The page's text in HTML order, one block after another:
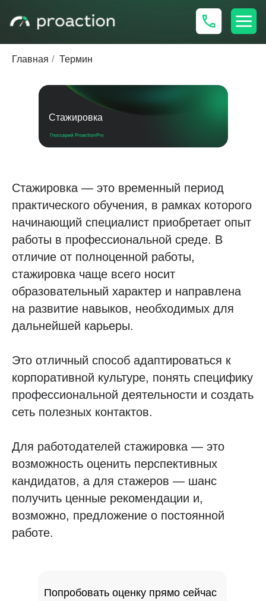
Главная / Термин
Стажировка
Стажировка — это временный период
практического обучения, в рамках которого
начинающий специалист приобретает опыт
работы в профессиональной среде. В
отличие от полноценной работы,
стажировка чаще всего носит
образовательный характер и направлена
на развитие навыков, необходимых для
дальнейшей карьеры.
Это отличный способ адаптироваться к
корпоративной культуре, понять специфику
профессиональной деятельности и создать
сеть полезных контактов.
Для работодателей стажировка — это
возможность оценить перспективных
кандидатов, а для стажеров — шанс
получить ценные рекомендации и,
возможно, предложение о постоянной
работе.
Попробовать оценку прямо сейчас